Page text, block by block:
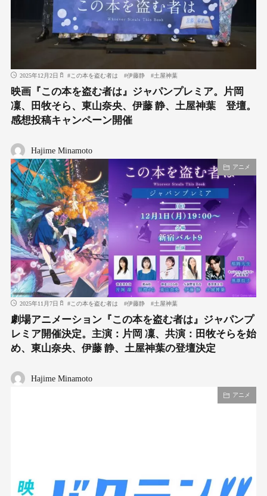
2025年12月2日 #この本を盗む者は #伊藤静 #土屋神葉
映画『この本を盗む者は』ジャパンプレミア。片岡
凜、田牧そら、東山奈央、伊藤 静、土屋神葉 登壇。
感想投稿キャンペーン開催
Hajime Minamoto
アニメ
2025年11月7日 #この本を盗む者は #伊藤静 #土屋神葉
劇場アニメーション『この本を盗む者は』ジャパンプ
レミア開催決定。主演：片岡 凜、共演：田牧そらを始
め、東山奈央、伊藤 静、土屋神葉の登壇決定
Hajime Minamoto
アニメ